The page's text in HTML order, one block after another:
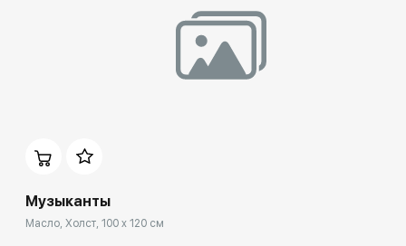
Музыканты
Масло, Холст, 100 x 120 см